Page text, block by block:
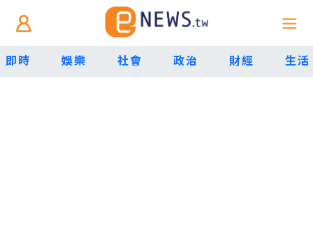
即時 娛樂 社會 政治 財經 生活